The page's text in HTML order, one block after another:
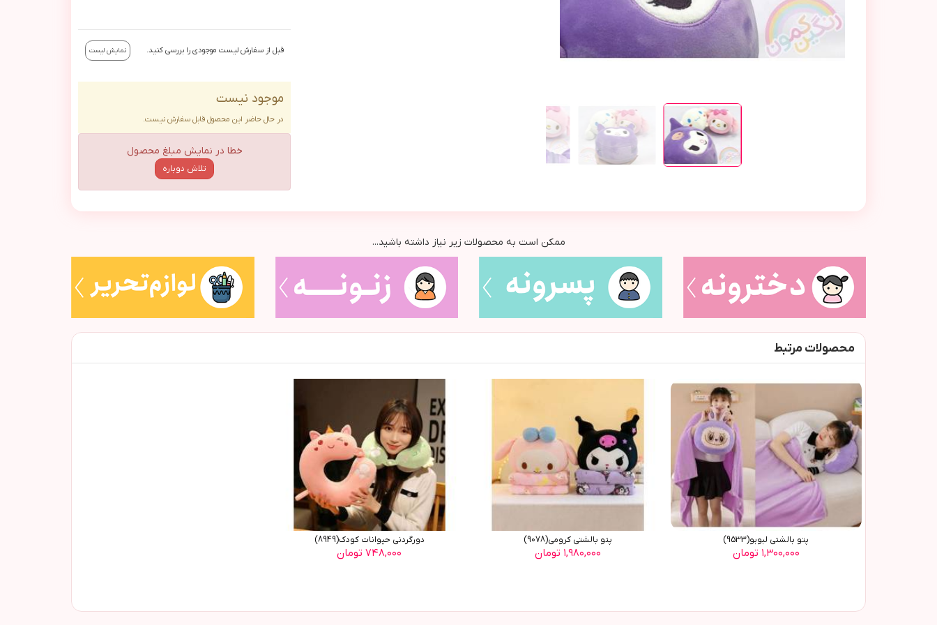
قبل از سفارش لیست موجودی را بررسی کنید. نمایش لیست
موجود نیست
در حال حاضر این محصول قابل سفارش نیست.
خطا در نمایش مبلغ محصول
تلاش دوباره
ممکن است به محصولات زیر نیاز داشته باشید...
محصولات مرتبط
پتو بالشتي لبوبو(9533)
۱,۳۰۰,۰۰۰ تومان
پتو بالشتی کرومی(9078)
۱,۹۸۰,۰۰۰ تومان
دورگردنی حیوانات کودک(8949)
۷۴۸,۰۰۰ تومان